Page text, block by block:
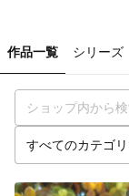
作品一覧 シリーズ